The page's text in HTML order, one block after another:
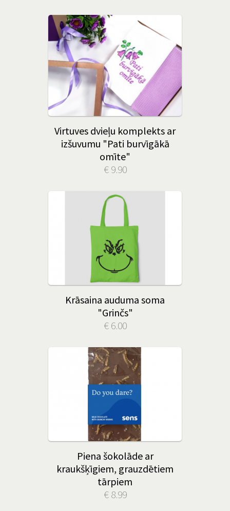
Virtuves dvieļu komplekts ar
izšuvumu "Pati burvīgākā
omīte"
€ 9.90
Krāsaina auduma soma
"Grinčs"
€ 6.00
Piena šokolāde ar
kraukšķīgiem, grauzdētiem
tārpiem
€ 8.99